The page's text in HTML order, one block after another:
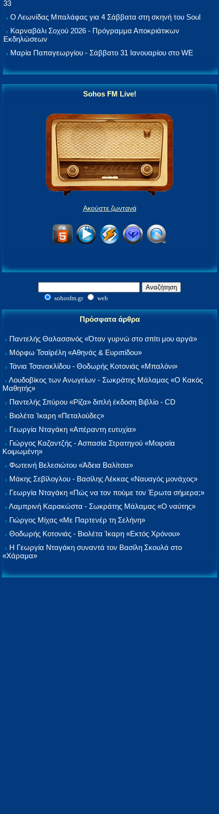
33
Ο Λεωνίδας Μπαλάφας για 4 Σάββατα στη σκηνή του Soul
Καρναβάλι Σοχού 2026 - Πρόγραμμα Αποκριάτικων
Εκδηλώσεων
Μαρία Παπαγεωργίου - Σάββατο 31 Ιανουαρίου στο WE
Sohos FM Live!
Ακούστε ζωντανά
sohosfm.gr web
Πρόσφατα άρθρα
Παντελής Θαλασσινός «Όταν γυρνώ στο σπίτι μου αργά»
Μόρφω Τσαϊρέλη «Αθηνάς & Ευριπίδου»
Τάνια Τσανακλίδου - Θοδωρής Κοτονιάς «Μπαλόνι»
Λουδοβίκος των Ανωγείων - Σωκράτης Μάλαμας «Ο Κακός
Μαθητής»
Παντελής Σπύρου «Ρίζα» διπλή έκδοση Βιβλίο - CD
Βιολέτα Ίκαρη «Πεταλούδες»
Γεωργία Νταγάκη «Aπέραντη ευτυχία»
Γιώργος Καζαντζής - Ασπασία Στρατηγού «Μοιραία
Κοιμωμένη»
Φωτεινή Βελεσιώτου «Άδεια Βαλίτσα»
Μάκης Σεβίλογλου - Βασίλης Λέκκας «Ναυαγός μονάχος»
Γεωργία Νταγάκη «Πώς να τον πούμε τον Έρωτα σήμερα;»
Λαμπρινή Καρακώστα - Σωκράτης Μάλαμας «Ο ναύτης»
Γιώργος Μίχας «Με Παρτενέρ τη Σελήνη»
Θοδωρής Κοτονιάς - Βιολέτα Ίκαρη «Εκτός Χρόνου»
Η Γεωργία Νταγάκη συναντά τον Βασίλη Σκουλά στο
«Χάραμα»